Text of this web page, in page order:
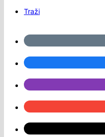
Traži